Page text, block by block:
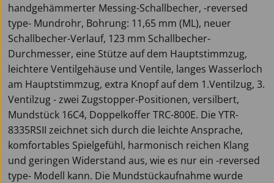
handgehämmerter Messing-Schallbecher, -reversed
type- Mundrohr, Bohrung: 11,65 mm (ML), neuer
Schallbecher-Verlauf, 123 mm Schallbecher-
Durchmesser, eine Stütze auf dem Hauptstimmzug,
leichtere Ventilgehäuse und Ventile, langes Wasserloch
am Hauptstimmzug, extra Knopf auf dem 1.Ventilzug, 3.
Ventilzug - zwei Zugstopper-Positionen, versilbert,
Mundstück 16C4, Doppelkoffer TRC-800E. Die YTR-
8335RSII zeichnet sich durch die leichte Ansprache,
komfortables Spielgefühl, harmonisch reichen Klang
und geringen Widerstand aus, wie es nur ein -reversed
type- Modell kann. Die Mundstückaufnahme wurde